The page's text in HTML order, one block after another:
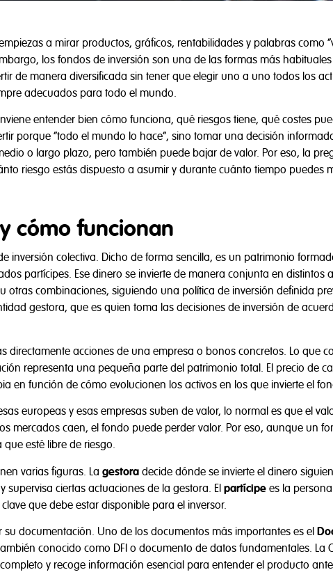
a mirar productos, gráficos, rentabilidades y palabras como
los fondos de inversión son una de las formas más
de manera diversificada sin tener que elegir uno a uno todos los
adecuados para todo el mundo.
entender bien cómo funciona, qué riesgos tiene, qué costes
porque “todo el mundo lo hace”, sino tomar una decisión
o largo plazo, pero también puede bajar de valor. Por eso, la
riesgo estás dispuesto a asumir y durante cuánto tiempo puedes
cómo funcionan
inversión colectiva. Dicho de forma sencilla, es un patrimonio
partícipes. Ese dinero se invierte de manera conjunta en distintos
otras combinaciones, siguiendo una política de inversión definida
gestora, que es quien toma las decisiones de inversión de
directamente acciones de una empresa o bonos concretos. Lo que
representa una pequeña parte del patrimonio total. El precio de
en función de cómo evolucionen los activos en los que invierte el
europeas y esas empresas suben de valor, lo normal es que el
mercados caen, el fondo puede perder valor. Por eso, aunque un
esté libre de riesgo.
varias figuras. La gestora decide dónde se invierte el dinero
supervisa ciertas actuaciones de la gestora. El partícipe es la
que debe estar disponible para el inversor.
documentación. Uno de los documentos más importantes es el
conocido como DFI o documento de datos fundamentales. La
y recoge información esencial para entender el producto